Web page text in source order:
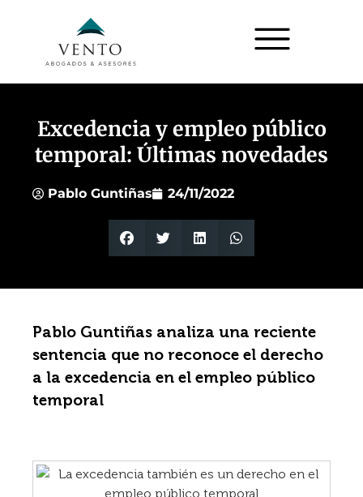
Excedencia y empleo público
temporal: Últimas novedades
Pablo Guntiñas 24/11/2022
Pablo Guntiñas analiza una reciente
sentencia que no reconoce el derecho
a la excedencia en el empleo público
temporal